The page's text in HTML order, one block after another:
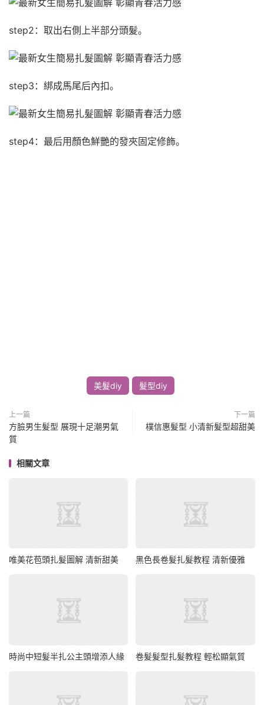
step2：取出右側上半部分頭髮。
step3：綁成馬尾后內扣。
step4：最后用顏色鮮艷的發夾固定修飾。
美髮diy 髮型diy
上一篇
方臉男生髮型 展現十足潮男氣
質
下一篇
樸信惠髮型 小清新髮型超甜美
相關文章
唯美花苞頭扎髮圖解 清新甜美 黑色長卷髮扎髮教程 清新優雅
時尚中短髮半扎公主頭增添人緣 卷髮髮型扎髮教程 輕松顯氣質